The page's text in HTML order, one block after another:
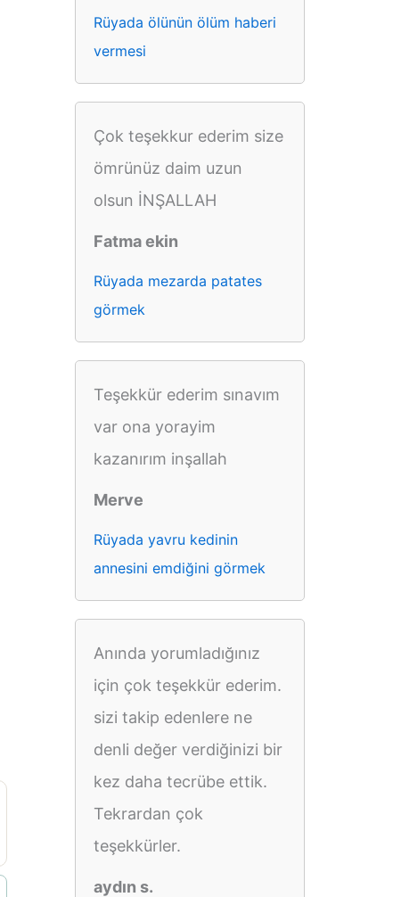
Rüyada ölünün ölüm haberi
vermesi
Çok teşekkur ederim size
ömrünüz daim uzun
olsun İNŞALLAH
Fatma ekin
Rüyada mezarda patates
görmek
Teşekkür ederim sınavım
var ona yorayim
kazanırım inşallah
Merve
Rüyada yavru kedinin
annesini emdiğini görmek
Anında yorumladığınız
için çok teşekkür ederim.
sizi takip edenlere ne
denli değer verdiğinizi bir
kez daha tecrübe ettik.
Tekrardan çok
teşekkürler.
aydın s.